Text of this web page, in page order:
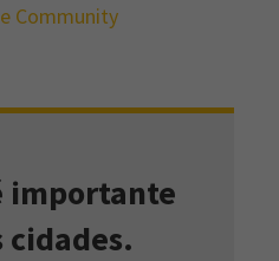
Community
importante
cidades.